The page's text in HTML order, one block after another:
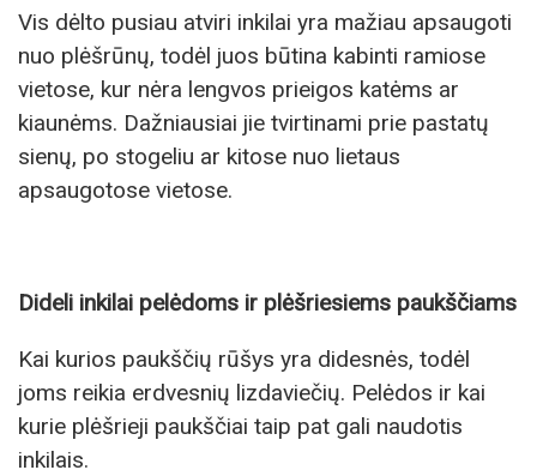
Vis dėlto pusiau atviri inkilai yra mažiau apsaugoti
nuo plėšrūnų, todėl juos būtina kabinti ramiose
vietose, kur nėra lengvos prieigos katėms ar
kiaunėms. Dažniausiai jie tvirtinami prie pastatų
sienų, po stogeliu ar kitose nuo lietaus
apsaugotose vietose.
Dideli inkilai pelėdoms ir plėšriesiems paukščiams
Kai kurios paukščių rūšys yra didesnės, todėl
joms reikia erdvesnių lizdaviečių. Pelėdos ir kai
kurie plėšrieji paukščiai taip pat gali naudotis
inkilais.